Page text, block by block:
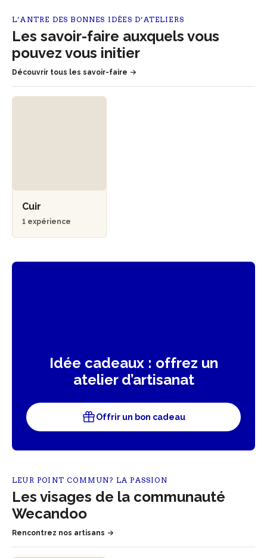
L’ANTRE DES BONNES IDÉES D’ATELIERS
Les savoir-faire auxquels vous
pouvez vous initier
Découvrir tous les savoir-faire
Cuir
1 expérience
Idée cadeaux : offrez un
atelier d’artisanat
Offrir un bon cadeau
LEUR POINT COMMUN? LA PASSION
Les visages de la communauté
Wecandoo
Rencontrez nos artisans